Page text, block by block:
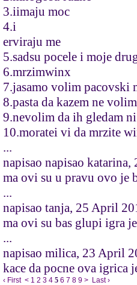
3.iimaju moc
4.i
erviraju me
5.sadsu pocele i moje
6.mrzimwinx
7.jasamo volim pacovski
8.pasta da kazem ne
9.nevolim da ih gledam
10.moratei vi da mrzite
...
napisao napisao
ma ovi su u pravu ovo
...
napisao tanja, 25 April
ma ovi su bas glupi igra
...
napisao milica, 23 April
kace da pocne ova igrica
‹ First < 1 2 3 4 5 6 7 8 9 > Last ›